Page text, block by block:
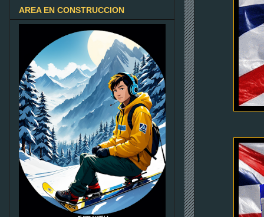
AREA EN CONSTRUCCION